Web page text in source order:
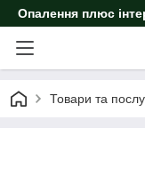
Опалення плюс
Товари та